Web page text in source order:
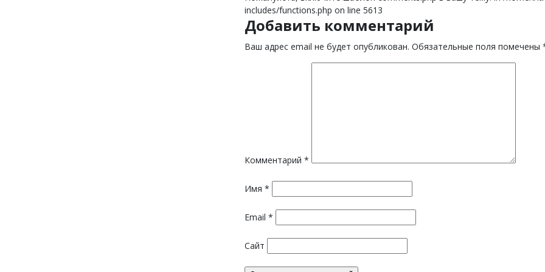
includes/functions.php on line 5613
Добавить комментарий
Ваш адрес email не будет опубликован. Обязательные поля помечены
Комментарий *
Имя *
Email *
Сайт